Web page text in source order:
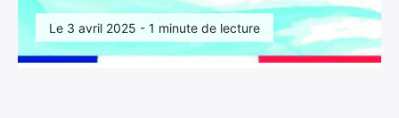
Le 3 avril 2025 - 1 minute de lecture